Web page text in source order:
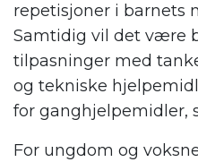
repetisjoner i barnets
Samtidig vil det være
tilpasninger med
og tekniske
for ganghjelpemidler,
For ungdom og